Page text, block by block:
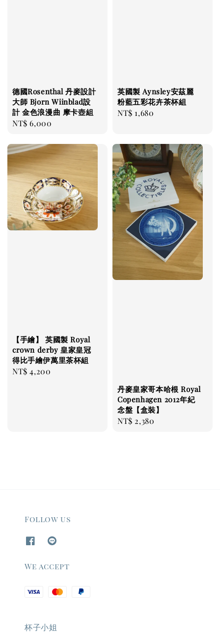
德國Rosenthal 丹麥設計
大師 Bjorn Wiinblad設
計 金色浪漫曲 摩卡壺組
Regular
NT$ 6,000
英國製 Aynsley安茲麗
粉藍五彩花卉茶杯組
Regular
NT$ 1,680
【手繪】 英國製 Royal
crown derby 皇家皇冠
得比手繪伊萬里茶杯組
Regular
NT$ 4,200
丹麥皇家哥本哈根 Royal
Copenhagen 2012年紀
念盤【盒裝】
Regular
NT$ 2,380
Follow us
We accept
杯子小姐